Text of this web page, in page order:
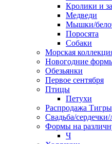
Кролики и
Медведи
Мышки/
Поросята
Собаки
Морская
Новогодние
Обезьянки
Первое сентября
Птицы
Петухи
Распродажа Тигры
Свадьба/
Формы на
Ч